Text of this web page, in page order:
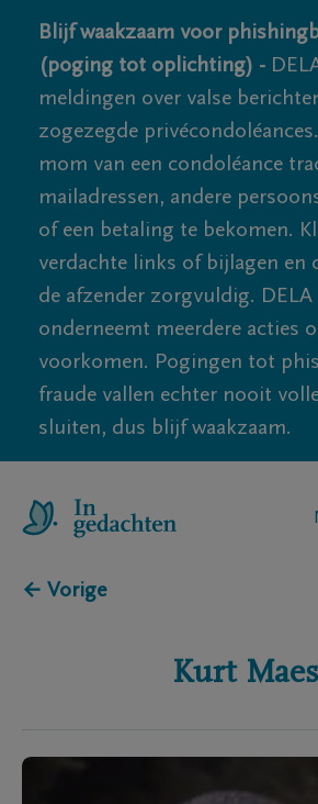
Blijf waakzaam voor
(poging tot oplichting) -
meldingen over valse
zogezegde
mom van een condoléance
mailadressen, andere
of een betaling te bekomen.
verdachte links of bijlagen en
de afzender zorgvuldig. DELA
onderneemt meerdere acties
voorkomen. Pogingen tot
fraude vallen echter nooit
sluiten, dus blijf waakzaam.
← Vorige
Kurt Maes